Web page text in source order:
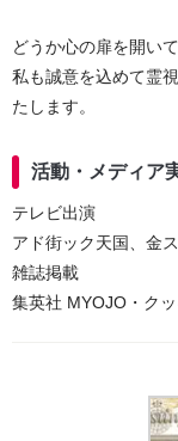
どうか心の扉を開い
私も誠意を込めて霊
たします。
活動・メディア
テレビ出演
アド街ック天国、金
雑誌掲載
集英社 MYOJO・ク